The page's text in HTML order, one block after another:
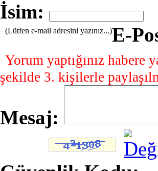
İsim:
E-
(Lütfen e-mail adresini yazınız...)
Yorum yaptığınız
şekilde 3. kişilerle
Mesaj: